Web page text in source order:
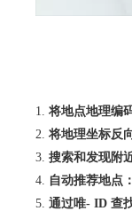
将地点地理编
将地理坐标反
搜索和发现附
自动推荐地点：
通过唯- ID 查